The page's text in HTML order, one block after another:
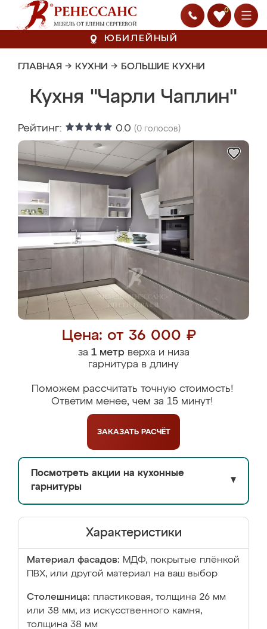
0
ЮБИЛЕЙНЫЙ
ГЛАВНАЯ → КУХНИ → БОЛЬШИЕ КУХНИ
Кухня "Чарли Чаплин"
Рейтинг: 0.0 (0 голосов)
Цена: от 36 000 ₽
за 1 метрверха и низа
гарнитура в длину
Поможем рассчитать точную стоимость!
Ответим менее, чем за 15 минут!
ЗАКАЗАТЬ РАСЧЁТ
Посмотреть акции на кухонные
гарнитуры
▼
Характеристики
Материал фасадов: МДФ, покрытые плёнкой
ПВХ, или другой материал на ваш выбор
Столешница: пластиковая, толщина 26 мм
или 38 мм; из искусственного камня,
толщина 38 мм